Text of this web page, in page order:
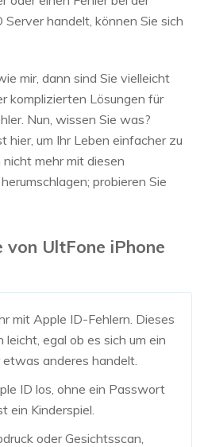
Server handelt, können Sie sich
mir, dann sind Sie vielleicht
komplizierten Lösungen für
Nun, wissen Sie was?
hier, um Ihr Leben einfacher zu
nicht mehr mit diesen
probieren Sie
UltFone iPhone
mit Apple ID-Fehlern. Dieses
leicht, egal ob es sich um ein
anderes handelt.
ID los, ohne ein Passwort
ein Kinderspiel.
oder Gesichtsscan,